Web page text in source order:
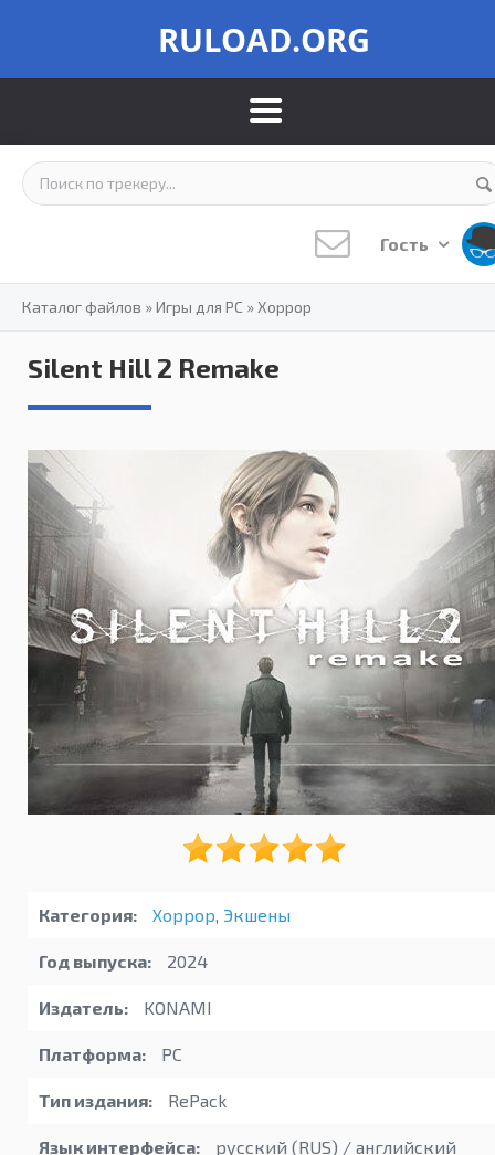
RULOAD.ORG
Гость
Каталог файлов »Игры для PC »Хоррор
Silent Hill 2 Remake
Категория: Хоррор, Экшены
Год выпуска: 2024
Издатель: KONAMI
Платформа: PC
Тип издания: RePack
Язык интерфейса:
русский (RUS) / английский